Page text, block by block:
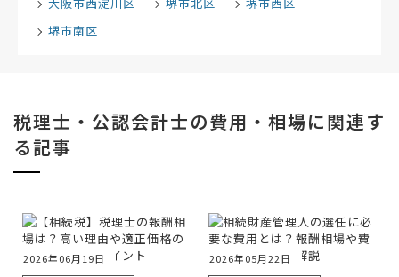
堺市南区
税理士・公認会計士の費用・相場に関連す
る記事
2026年06月19日
2026年05月22日